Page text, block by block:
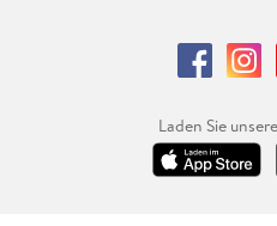
Laden Sie